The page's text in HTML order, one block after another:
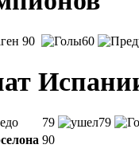
90 60
79
79
90